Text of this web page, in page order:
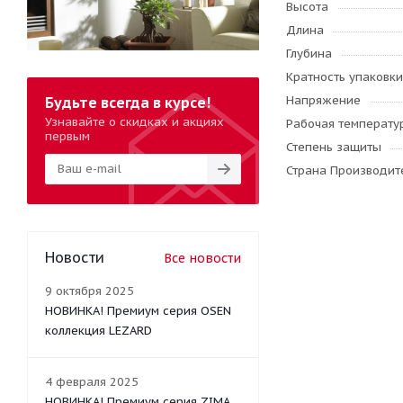
Высота
Длина
Глубина
Кратность упаковки
Напряжение
Рабочая
Степень защиты
Страна
Будьте всегда в курсе!
Узнавайте о скидках и акциях
первым
Новости Все новости
9 октября 2025
НОВИНКА! Премиум серия OSEN
коллекция LEZARD
4 февраля 2025